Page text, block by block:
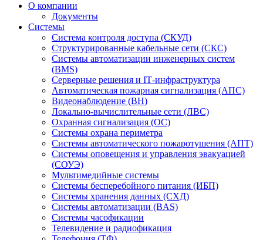
О компании
Документы
Системы
Система контроля доступа (СКУД)
Структурированные кабельные сети (СКС)
Системы автоматизации инженерных систем
(BMS)
Серверные решения и IT‑инфраструктура
Автоматическая пожарная сигнализация (АПС)
Видеонаблюдение (ВН)
Локально-вычислительные сети (ЛВС)
Охранная сигнализация (ОС)
Системы охрана периметра
Системы автоматического пожаротушения (АПТ)
Системы оповещения и управления эвакуацией
(СОУЭ)
Мультимедийные системы
Системы бесперебойного питания (ИБП)
Системы хранения данных (СХД)
Системы автоматизации (BAS)
Системы часофикации
Телевидение и радиофикация